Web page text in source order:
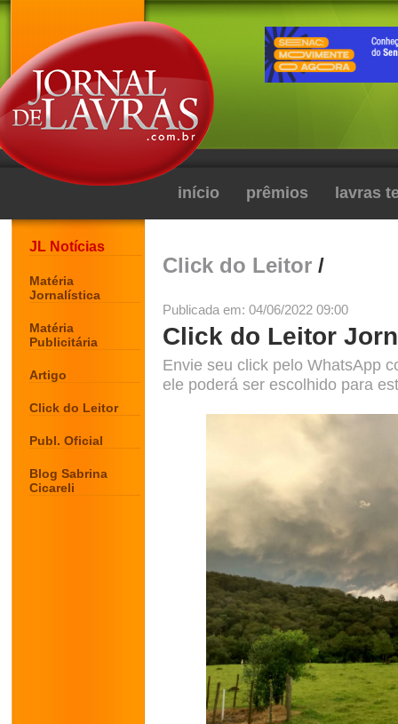
início prêmios lavras
JL Notícias
Matéria
Jornalística
Matéria
Publicitária
Artigo
Click do Leitor
Publ. Oficial
Blog Sabrina
Cicareli
Click do Leitor /
Publicada em: 04/06/2022 09:00
Click do Leitor
Envie seu click pelo WhatsApp
ele poderá ser escolhido para